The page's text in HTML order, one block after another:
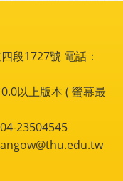
段1727號 電話：
以上版本 ( 螢幕最
23504545